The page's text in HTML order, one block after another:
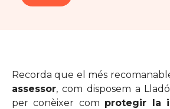
Recorda que el més
assessor, com disposem a
per conèixer com protegir la